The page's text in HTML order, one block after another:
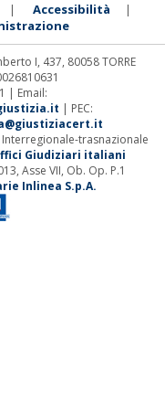
| Accessibilità |
I, 437, 80058 TORRE
| Email:
| PEC:
trasnazionale
Giudiziari italiani
Asse VII, Ob. Op. P.1
Inlinea S.p.A.